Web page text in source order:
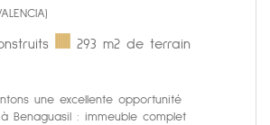
293 m2 de terrain
une excellente opportunité
à Benaguasil : immeuble complet